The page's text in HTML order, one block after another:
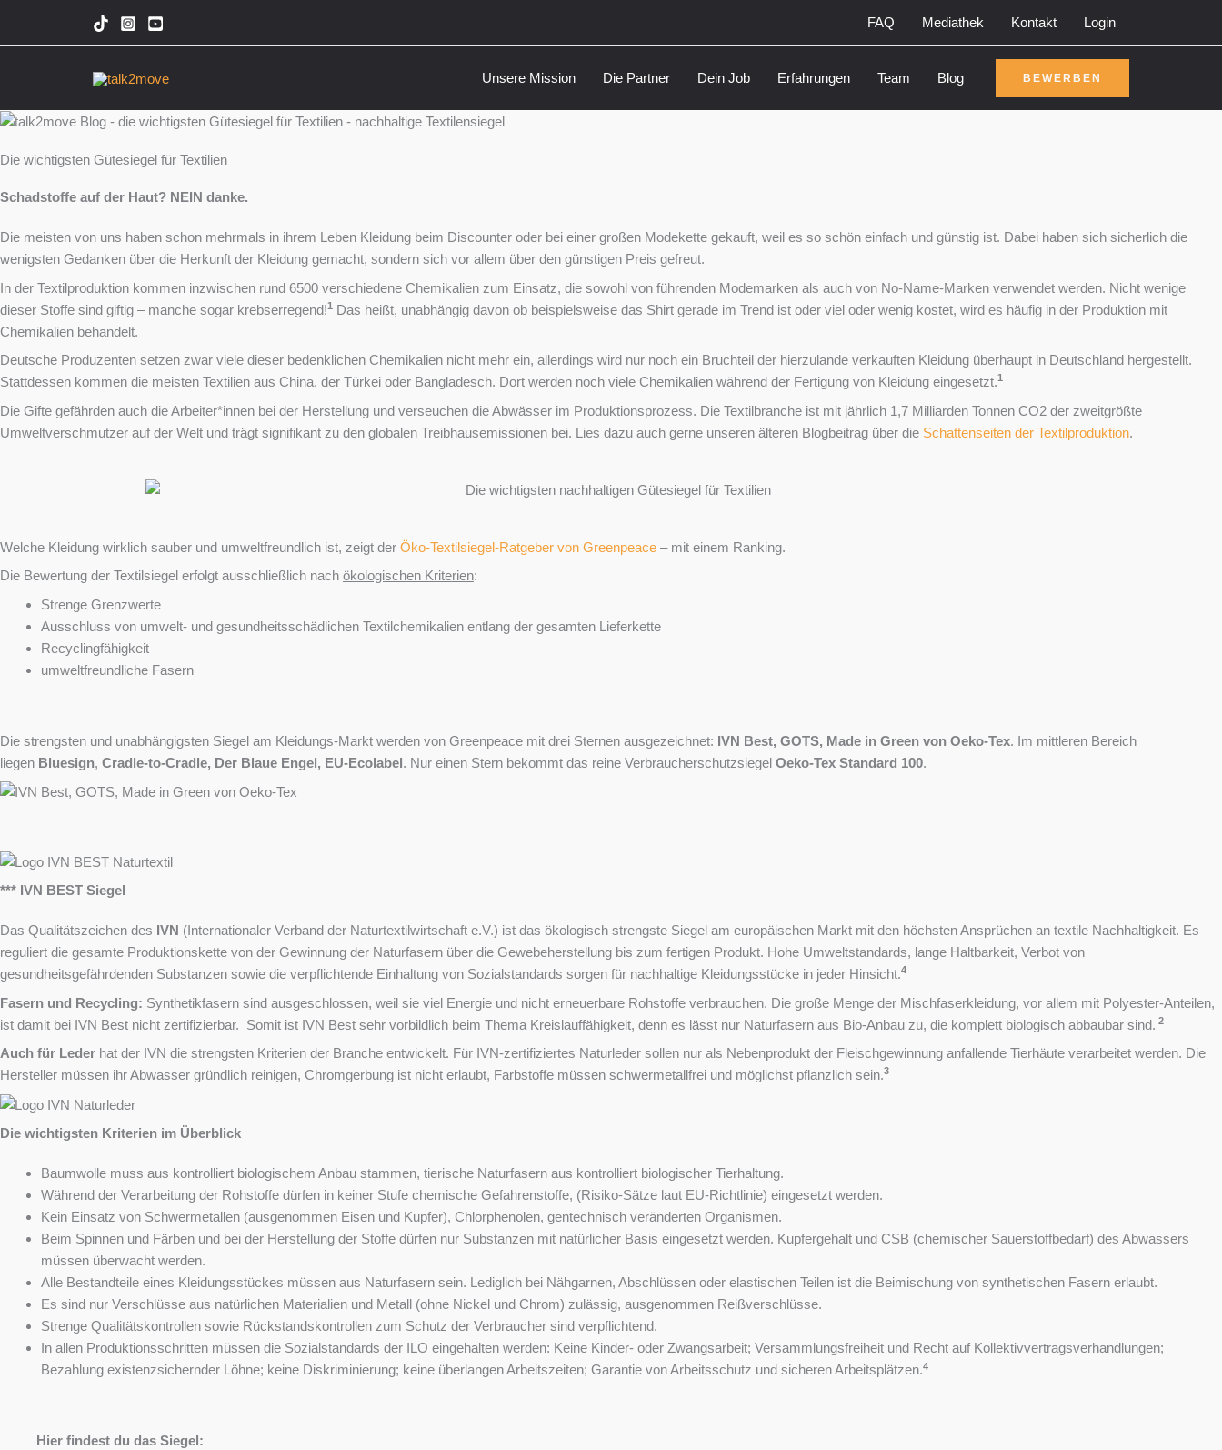
FAQ Mediathek Kontakt Login
Unsere Mission Die Partner Dein Job Erfahrungen Team Blog BEWERBEN
Die wichtigsten Gütesiegel für Textilien
Schadstoffe auf der Haut? NEIN danke.
Die meisten von uns haben schon mehrmals in ihrem Leben Kleidung beim Discounter oder bei einer großen Modekette gekauft, weil es so schön einfach und günstig ist. Dabei haben sich sicherlich die
wenigsten Gedanken über die Herkunft der Kleidung gemacht, sondern sich vor allem über den günstigen Preis gefreut.
In der Textilproduktion kommen inzwischen rund 6500 verschiedene Chemikalien zum Einsatz, die sowohl von führenden Modemarken als auch von No-Name-Marken verwendet werden. Nicht wenige
dieser Stoffe sind giftig – manche sogar krebserregend!1 Das heißt, unabhängig davon ob beispielsweise das Shirt gerade im Trend ist oder viel oder wenig kostet, wird es häufig in der Produktion mit
Chemikalien behandelt.
Deutsche Produzenten setzen zwar viele dieser bedenklichen Chemikalien nicht mehr ein, allerdings wird nur noch ein Bruchteil der hierzulande verkauften Kleidung überhaupt in Deutschland hergestellt.
Stattdessen kommen die meisten Textilien aus China, der Türkei oder Bangladesch. Dort werden noch viele Chemikalien während der Fertigung von Kleidung eingesetzt.1
Die Gifte gefährden auch die Arbeiter*innen bei der Herstellung und verseuchen die Abwässer im Produktionsprozess. Die Textilbranche ist mit jährlich 1,7 Milliarden Tonnen CO2 der zweitgrößte
Umweltverschmutzer auf der Welt und trägt signifikant zu den globalen Treibhausemissionen bei. Lies dazu auch gerne unseren älteren Blogbeitrag über die Schattenseiten der Textilproduktion.
Welche Kleidung wirklich sauber und umweltfreundlich ist, zeigt der Öko-Textilsiegel-Ratgeber von Greenpeace – mit einem Ranking.
Die Bewertung der Textilsiegel erfolgt ausschließlich nach ökologischen Kriterien:
Strenge Grenzwerte
Ausschluss von umwelt- und gesundheitsschädlichen Textilchemikalien entlang der gesamten Lieferkette
Recyclingfähigkeit
umweltfreundliche Fasern
Die strengsten und unabhängigsten Siegel am Kleidungs-Markt werden von Greenpeace mit drei Sternen ausgezeichnet: IVN Best, GOTS, Made in Green von Oeko-Tex. Im mittleren Bereich
liegen Bluesign, Cradle-to-Cradle, Der Blaue Engel, EU-Ecolabel. Nur einen Stern bekommt das reine Verbraucherschutzsiegel Oeko-Tex Standard 100.
*** IVN BEST Siegel
Das Qualitätszeichen des IVN (Internationaler Verband der Naturtextilwirtschaft e.V.) ist das ökologisch strengste Siegel am europäischen Markt mit den höchsten Ansprüchen an textile Nachhaltigkeit. Es
reguliert die gesamte Produktionskette von der Gewinnung der Naturfasern über die Gewebeherstellung bis zum fertigen Produkt. Hohe Umweltstandards, lange Haltbarkeit, Verbot von
gesundheitsgefährdenden Substanzen sowie die verpflichtende Einhaltung von Sozialstandards sorgen für nachhaltige Kleidungsstücke in jeder Hinsicht.4
Fasern und Recycling: Synthetikfasern sind ausgeschlossen, weil sie viel Energie und nicht erneuerbare Rohstoffe verbrauchen. Die große Menge der Mischfaserkleidung, vor allem mit Polyester-Anteilen,
ist damit bei IVN Best nicht zertifizierbar. Somit ist IVN Best sehr vorbildlich beim Thema Kreislauffähigkeit, denn es lässt nur Naturfasern aus Bio-Anbau zu, die komplett biologisch abbaubar sind. 2
Auch für Leder hat der IVN die strengsten Kriterien der Branche entwickelt. Für IVN-zertifiziertes Naturleder sollen nur als Nebenprodukt der Fleischgewinnung anfallende Tierhäute verarbeitet werden. Die
Hersteller müssen ihr Abwasser gründlich reinigen, Chromgerbung ist nicht erlaubt, Farbstoffe müssen schwermetallfrei und möglichst pflanzlich sein.3
Die wichtigsten Kriterien im Überblick
Baumwolle muss aus kontrolliert biologischem Anbau stammen, tierische Naturfasern aus kontrolliert biologischer Tierhaltung.
Während der Verarbeitung der Rohstoffe dürfen in keiner Stufe chemische Gefahrenstoffe, (Risiko-Sätze laut EU-Richtlinie) eingesetzt werden.
Kein Einsatz von Schwermetallen (ausgenommen Eisen und Kupfer), Chlorphenolen, gentechnisch veränderten Organismen.
Beim Spinnen und Färben und bei der Herstellung der Stoffe dürfen nur Substanzen mit natürlicher Basis eingesetzt werden. Kupfergehalt und CSB (chemischer Sauerstoffbedarf) des Abwassers
müssen überwacht werden.
Alle Bestandteile eines Kleidungsstückes müssen aus Naturfasern sein. Lediglich bei Nähgarnen, Abschlüssen oder elastischen Teilen ist die Beimischung von synthetischen Fasern erlaubt.
Es sind nur Verschlüsse aus natürlichen Materialien und Metall (ohne Nickel und Chrom) zulässig, ausgenommen Reißverschlüsse.
Strenge Qualitätskontrollen sowie Rückstandskontrollen zum Schutz der Verbraucher sind verpflichtend.
In allen Produktionsschritten müssen die Sozialstandards der ILO eingehalten werden: Keine Kinder- oder Zwangsarbeit; Versammlungsfreiheit und Recht auf Kollektivvertragsverhandlungen;
Bezahlung existenzsichernder Löhne; keine Diskriminierung; keine überlangen Arbeitszeiten; Garantie von Arbeitsschutz und sicheren Arbeitsplätzen.4
Hier findest du das Siegel: